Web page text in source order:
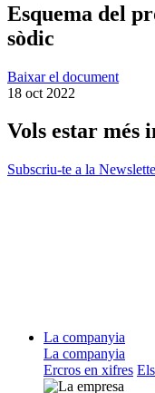
Esquema del
sòdic
Baixar el document
18 oct 2022
Vols estar més
Subscriu-te a la
La companyia
La companyia
Ercros en xifres